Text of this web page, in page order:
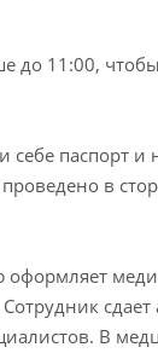
до 11:00,
паспорт и
в
В